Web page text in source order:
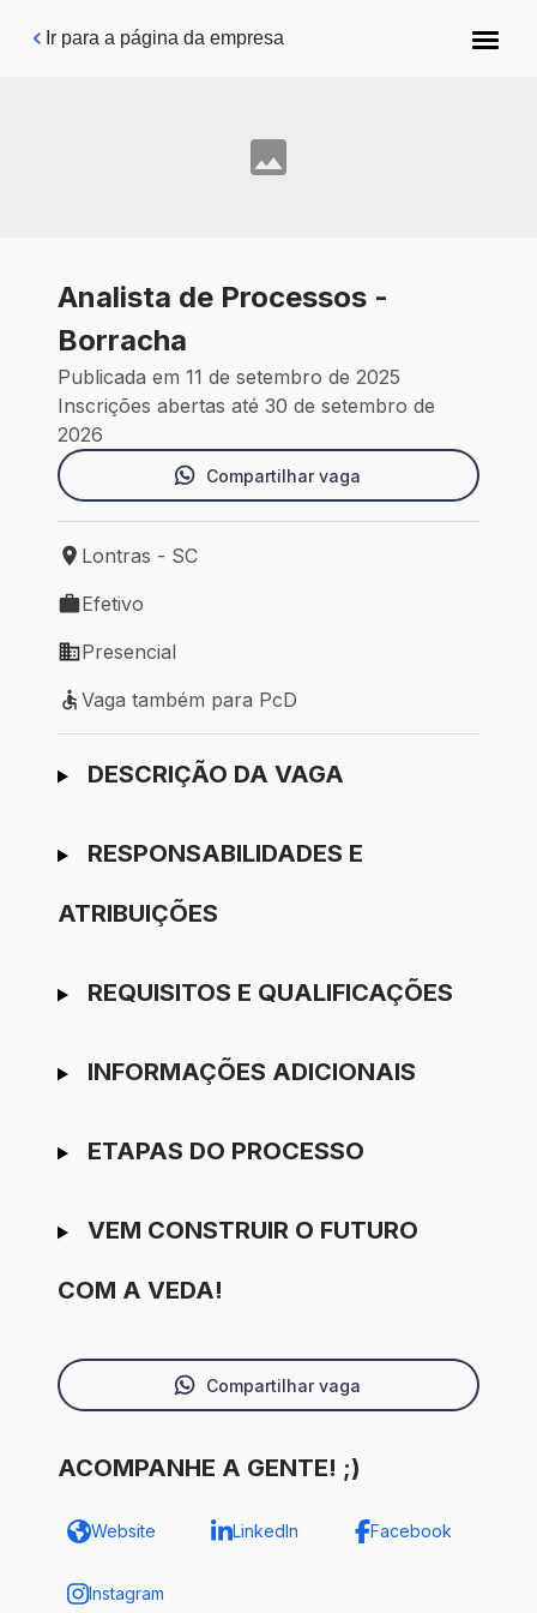
Pular para o conteúdo principal
Ir para a página da empresa
Analista de Processos -
Borracha
Publicada em 11 de setembro de 2025
Inscrições abertas até 30 de setembro de
2026
Compartilhar vaga
Local de trabalho: Lontras - SC
Lontras - SC
Tipo de vaga: Efetivo
Efetivo
Modelo de trabalho: Presencial
Presencial
Vaga também para PcD
Vaga também para PcD
Ir para candidatura
DESCRIÇÃO DA VAGA
RESPONSABILIDADES E
ATRIBUIÇÕES
REQUISITOS E QUALIFICAÇÕES
INFORMAÇÕES ADICIONAIS
ETAPAS DO PROCESSO
VEM CONSTRUIR O FUTURO
COM A VEDA!
Compartilhar vaga
ACOMPANHE A GENTE! ;)
Website LinkedIn Facebook
Instagram